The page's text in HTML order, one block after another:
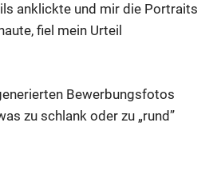
anklickte und mir die Portraits
fiel mein Urteil
Bewerbungsfotos
zu schlank oder zu „rund”